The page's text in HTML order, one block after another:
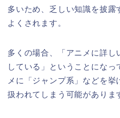
多いため、乏しい知識を披露
よくされます。
多くの場合、「アニメに詳し
している」ということになっ
メに「ジャンプ系」などを挙
扱われてしまう可能がありま